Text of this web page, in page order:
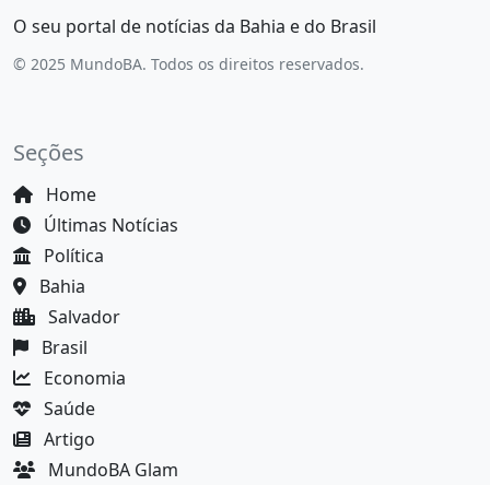
O seu portal de notícias da Bahia e do Brasil
© 2025 MundoBA. Todos os direitos reservados.
Seções
Home
Últimas Notícias
Política
Bahia
Salvador
Brasil
Economia
Saúde
Artigo
MundoBA Glam